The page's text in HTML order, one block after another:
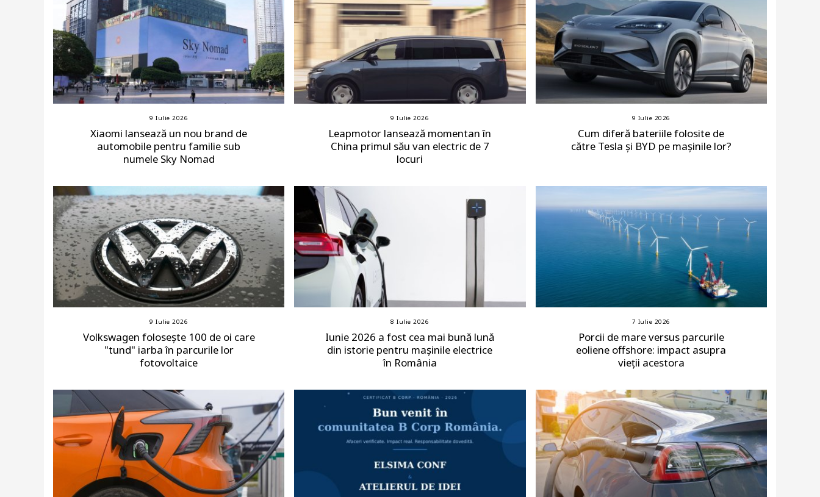
9 Iulie 2026
Xiaomi lansează un nou brand de
automobile pentru familie sub
numele Sky Nomad
9 Iulie 2026
Leapmotor lansează momentan în
China primul său van electric de 7
locuri
9 Iulie 2026
Cum diferă bateriile folosite de
către Tesla și BYD pe mașinile lor?
9 Iulie 2026
Volkswagen folosește 100 de oi care
"tund" iarba în parcurile lor
fotovoltaice
8 Iulie 2026
Iunie 2026 a fost cea mai bună lună
din istorie pentru mașinile electrice
în România
7 Iulie 2026
Porcii de mare versus parcurile
eoliene offshore: impact asupra
vieții acestora